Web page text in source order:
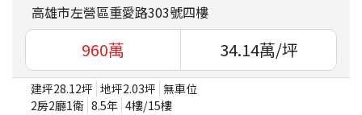
高雄市左營區重愛路303號四樓
960萬 34.14萬/坪
建坪28.12坪 地坪2.03坪 無車位
2房2廳1衛 8.5年 4樓/15樓